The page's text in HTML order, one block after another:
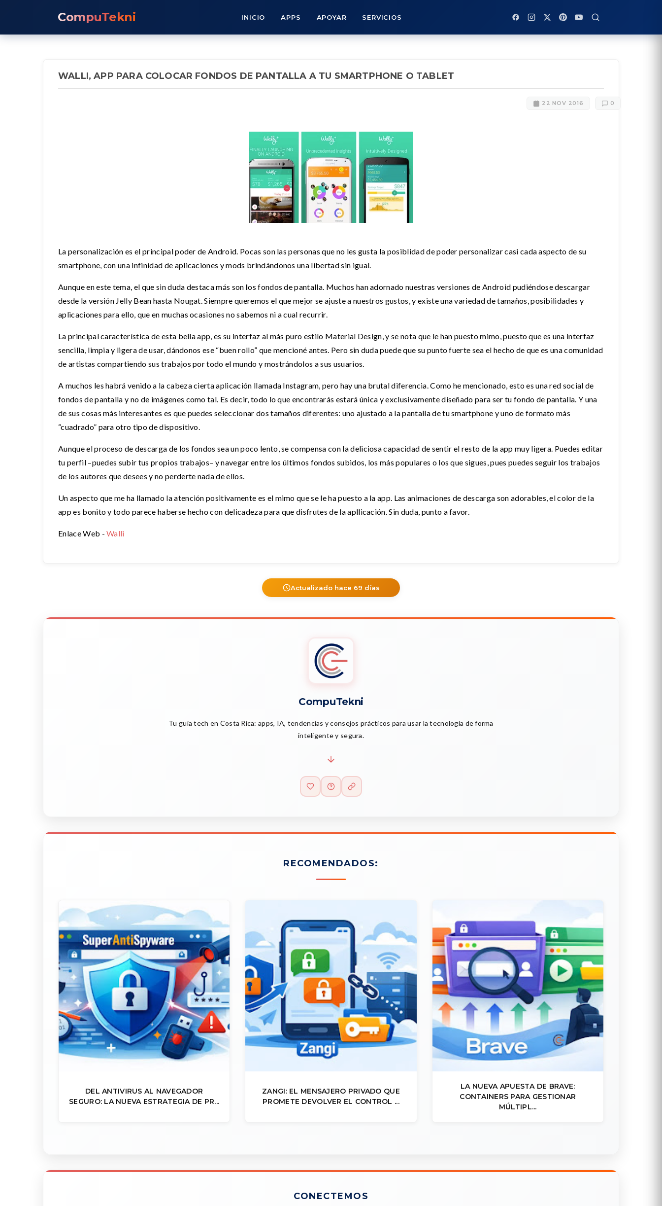
CompuTekni INICIO APPS APOYAR SERVICIOS
WALLI, APP PARA COLOCAR FONDOS DE PANTALLA A TU SMARTPHONE O TABLET
22 NOV 2016 0
La personalización es el principal poder de Android. Pocas son las personas que no les gusta la posiblidad de poder personalizar casi cada aspecto de su
smartphone, con una infinidad de aplicaciones y mods brindándonos una libertad sin igual.
Aunque en este tema, el que sin duda destaca más son los fondos de pantalla. Muchos han adornado nuestras versiones de Android pudiéndose descargar
desde la versión Jelly Bean hasta Nougat. Siempre queremos el que mejor se ajuste a nuestros gustos, y existe una variedad de tamaños, posibilidades y
aplicaciones para ello, que en muchas ocasiones no sabemos ni a cual recurrir.
La principal característica de esta bella app, es su interfaz al más puro estilo Material Design, y se nota que le han puesto mimo, puesto que es una interfaz
sencilla, limpia y ligera de usar, dándonos ese “buen rollo” que mencioné antes. Pero sin duda puede que su punto fuerte sea el hecho de que es una comunidad
de artistas compartiendo sus trabajos por todo el mundo y mostrándolos a sus usuarios.
A muchos les habrá venido a la cabeza cierta aplicación llamada Instagram, pero hay una brutal diferencia. Como he mencionado, esto es una red social de
fondos de pantalla y no de imágenes como tal. Es decir, todo lo que encontrarás estará única y exclusivamente diseñado para ser tu fondo de pantalla. Y una
de sus cosas más interesantes es que puedes seleccionar dos tamaños diferentes: uno ajustado a la pantalla de tu smartphone y uno de formato más
“cuadrado” para otro tipo de dispositivo.
Aunque el proceso de descarga de los fondos sea un poco lento, se compensa con la deliciosa capacidad de sentir el resto de la app muy ligera. Puedes editar
tu perfil –puedes subir tus propios trabajos– y navegar entre los últimos fondos subidos, los más populares o los que sigues, pues puedes seguir los trabajos
de los autores que desees y no perderte nada de ellos.
Un aspecto que me ha llamado la atención positivamente es el mimo que se le ha puesto a la app. Las animaciones de descarga son adorables, el color de la
app es bonito y todo parece haberse hecho con delicadeza para que disfrutes de la apllicación. Sin duda, punto a favor.
Enlace Web -Walli
Actualizado hace 69 días
CompuTekni
Tu guía tech en Costa Rica: apps, IA, tendencias y consejos prácticos para usar la tecnología de forma
inteligente y segura.
RECOMENDADOS:
DEL ANTIVIRUS AL NAVEGADOR
SEGURO: LA NUEVA ESTRATEGIA DE PR...
ZANGI: EL MENSAJERO PRIVADO QUE
PROMETE DEVOLVER EL CONTROL ...
LA NUEVA APUESTA DE BRAVE:
CONTAINERS PARA GESTIONAR
MÚLTIPL...
CONECTEMOS